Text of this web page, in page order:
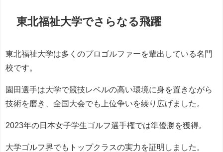
東北福祉大学でさらなる飛躍
東北福祉大学は多くのプロゴルファーを輩出している名門
校です。
園田選手は大学で競技レベルの高い環境に身を置きながら
技術を磨き、全国大会でも上位争いを繰り広げました。
2023年の日本女子学生ゴルフ選手権では準優勝を獲得。
大学ゴルフ界でもトップクラスの実力を証明しました。